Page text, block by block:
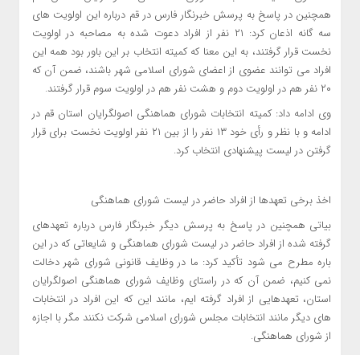
همچنین در پاسخ به پرسش خبرنگار فارس در قم درباره این اولویت های
سه گانه اذعان کرد: ۲۱ نفر از افراد دعوت شده به مصاحبه در اولویت
نخست قرار گرفتند، به این معنا که کمیته انتخاب بر این باور بود همه این
افراد می توانند عضوی از اعضای شورای اسلامی شهر باشند، ضمن آن که
۲۰ نفر هم در اولویت دوم و هشت نفر هم در اولویت سوم قرار گرفتند.
وی ادامه داد: کمیته انتخابات شورای هماهنگی اصولگرایان استان قم در
ادامه و با نظر و رأی خود ۱۳ نفر را از بین ۲۱ نفر اولویت نخست برای قرار
گرفتن در لیست پیشنهادی انتخاب کرد.
اخذ برخی تعهدها از افراد حاضر در لیست شورای هماهنگی
بیاتی همچنین در پاسخ به پرسش دیگر خبرنگار فارس درباره تعهدهای
گرفته شده از افراد حاضر در لیست شورای هماهنگی و شایعاتی که در این
باره مطرح می شود تأکید کرد: ما در وظایف قانونی شورای شهر دخالت
نمی کنیم، ضمن آن که در راستای وظایف شورای هماهنگی اصولگرایان
استان، تعهدهایی از افراد گرفته ایم، مانند این که این افراد در انتخابات
های دیگر مانند انتخابات مجلس شورای اسلامی شرکت نکنند مگر با اجازه
از شورای هماهنگی.